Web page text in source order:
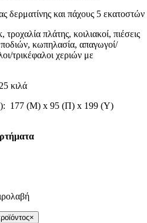
δερματίνης και πάχους 5 εκατοστών
πλάτης, κοιλιακοί, πιέσεις
ποδιών, κωπηλασία, απαγωγοί/
τρικέφαλοι χεριών με
κιλά
177 (Μ) x 95 (Π) x 199 (Υ)
×